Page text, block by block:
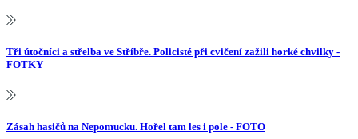
Tři útočníci a střelba ve Stříbře. Policisté při cvičení zažili horké chvilky -
FOTKY
Zásah hasičů na Nepomucku. Hořel tam les i pole - FOTO